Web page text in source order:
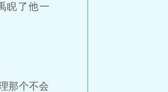
睨了他一
那个不会